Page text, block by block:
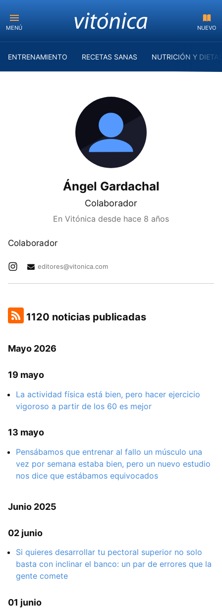
MENÚ NUEVO
ENTRENAMIENTO RECETAS SANAS NUTRICIÓN Y
Ángel Gardachal
Colaborador
En Vitónica desde hace 8 años
Colaborador
editores@vitonica.com
1120 noticias publicadas
Mayo 2026
19 mayo
La actividad física está bien, pero hacer ejercicio
vigoroso a partir de los 60 es mejor
13 mayo
Pensábamos que entrenar al fallo un músculo una
vez por semana estaba bien, pero un nuevo estudio
nos dice que estábamos equivocados
Junio 2025
02 junio
Si quieres desarrollar tu pectoral superior no solo
basta con inclinar el banco: un par de errores que la
gente comete
01 junio